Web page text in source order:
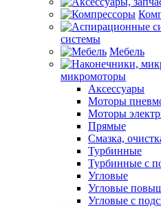
системы
Мебель
микромоторы
Аксессуары
Моторы
Моторы
Прямые
Смазка,
Турбинные
Турбинные с
Угловые
Угловые
Угловые с